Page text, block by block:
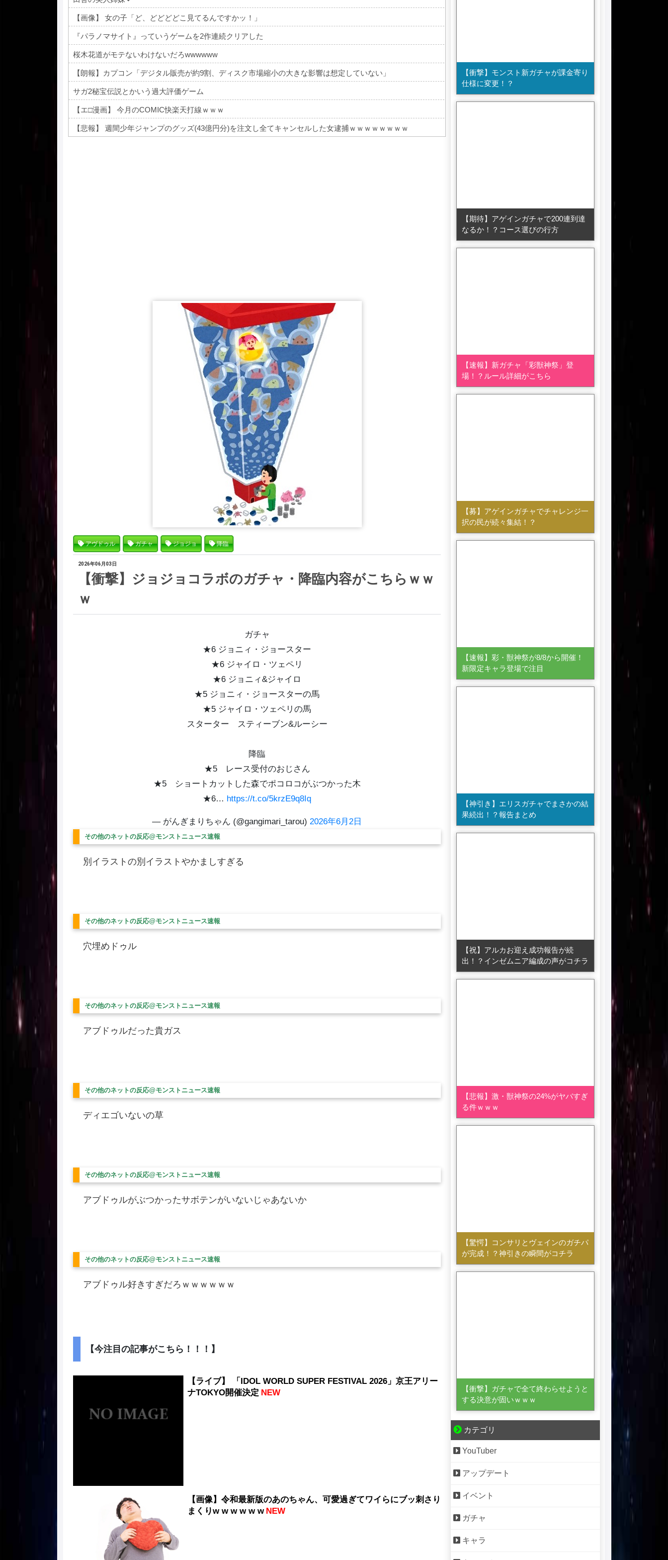
【画像】 女の子「ど、どどどどこ見てるんですかッ！」
『パラノマサイト』っていうゲームを2作連続クリアした
桜木花道がモテないわけないだろwwwwww
【朗報】カプコン「デジタル販売が約9割、ディスク市場縮小の大きな影響は想定していない」
サガ2秘宝伝説とかいう過大評価ゲーム
【エ□漫画】 今月のCOMIC快楽天打線ｗｗｗ
【悲報】 週間少年ジャンプのグッズ(43億円分)を注文し全てキャンセルした女逮捕ｗｗｗｗｗｗｗｗ
アヴドゥル ガチャ ジョジョ 降臨
2026年06月03日
【衝撃】ジョジョコラボのガチャ・降臨内容がこちらｗｗ
ｗ
ガチャ
★6 ジョニィ・ジョースター
★6 ジャイロ・ツェペリ
★6 ジョニィ&ジャイロ
★5 ジョニィ・ジョースターの馬
★5 ジャイロ・ツェペリの馬
スターター スティーブン&ルーシー
降臨
★5 レース受付のおじさん
★5 ショートカットした森でポコロコがぶつかった木
★6… https://t.co/5krzE9q8Iq
— がんぎまりちゃん (@gangimari_tarou) 2026年6月2日
その他のネットの反応@モンストニュース速報
別イラストの別イラストやかましすぎる
その他のネットの反応@モンストニュース速報
穴埋めドゥル
その他のネットの反応@モンストニュース速報
アブドゥルだった貴ガス
その他のネットの反応@モンストニュース速報
ディエゴいないの草
その他のネットの反応@モンストニュース速報
アブドゥルがぶつかったサボテンがいないじゃあないか
その他のネットの反応@モンストニュース速報
アブドゥル好きすぎだろｗｗｗｗｗｗ
【今注目の記事がこちら！！！】
【ライブ】 「IDOL WORLD SUPER FESTIVAL 2026」京王アリー
ナTOKYO開催決定 NEW
【画像】令和最新版のあのちゃん、可愛過ぎてワイらにブッ刺さり
まくりw w w w w w NEW
【衝撃】モンスト新ガチャが課金寄り
仕様に変更！？
【期待】アゲインガチャで200連到達
なるか！？コース選びの行方
【速報】新ガチャ「彩獣神祭」登
場！？ルール詳細がこちら
【募】アゲインガチャでチャレンジ一
択の民が続々集結！？
【速報】彩・獣神祭が8/8から開催！
新限定キャラ登場で注目
【神引き】エリスガチャでまさかの結
果続出！？報告まとめ
【祝】アルカお迎え成功報告が続
出！？インゼムニア編成の声がコチラ
【悲報】激・獣神祭の24%がヤバすぎ
る件ｗｗｗ
【驚愕】コンサリとヴェインのガチパ
が完成！？神引きの瞬間がコチラ
【衝撃】ガチャで全て終わらせようと
する決意が固いｗｗｗ
カテゴリ
YouTuber
アップデート
イベント
ガチャ
キャラ